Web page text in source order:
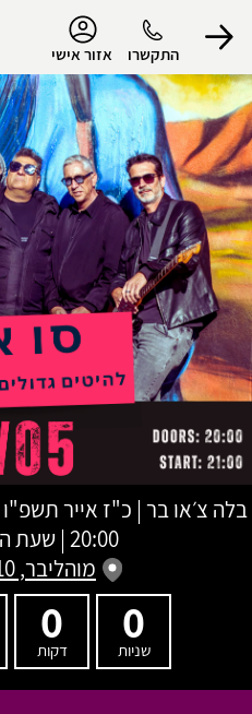
התקשרו אזור אישי
בלה צ׳או בר | כ"ז אייר תשפ"ו
20:00 | שעת התחלה 21:00
מוהליבר, 10, ראשון לציון
0
שניות
0
דקות